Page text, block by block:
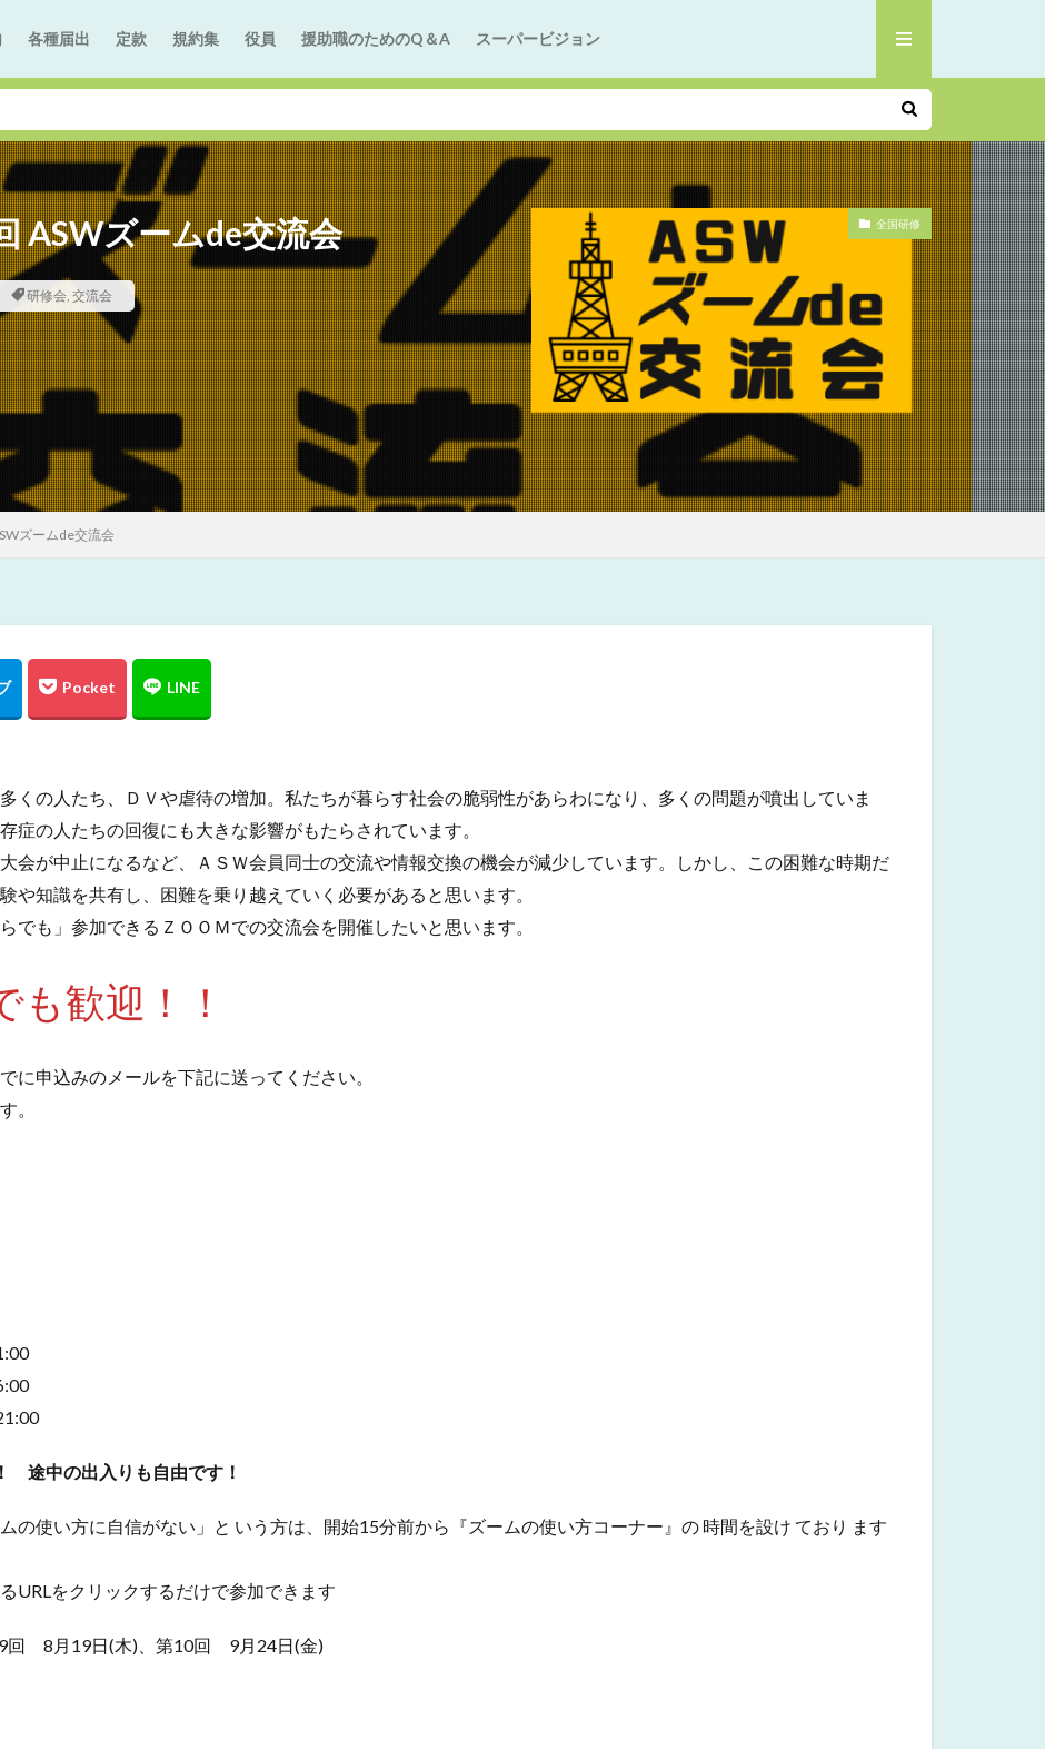
各種届出 定款 規約集 役員 援助職のためのQ＆A スーパービジョン
ASWズームde交流会
研修会, 交流会
全国研修
ズームde交流会
くの人たち、ＤＶや虐待の増加。私たちが暮らす社会の脆弱性があらわになり、多くの問題が噴出していま
症の人たちの回復にも大きな影響がもたらされています。
会が中止になるなど、ＡＳＷ会員同士の交流や情報交換の機会が減少しています。しかし、この困難な時期だ
や知識を共有し、困難を乗り越えていく必要があると思います。
でも」参加できるＺＯＯＭでの交流会を開催したいと思います。
歓迎！！
に申込みのメールを下記に送ってください。
。
途中の出入りも自由です！
の使い方に自信がない」と いう方は、開始15分前から『ズームの使い方コーナー』の 時間を設け ており ます
URLをクリックするだけで参加できます
回 8月19日(木)、第10回 9月24日(金)